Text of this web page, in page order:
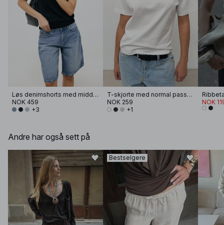
Løs denimshorts med middels liv
NOK 459
+3
T-skjorte med normal passform
NOK 259
+1
NOK
Andre har også sett på
Bestselgere